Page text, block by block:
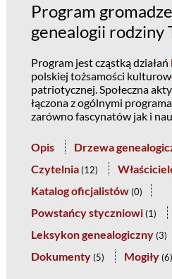
Program
genealogii rodziny
Program jest cząstką działań
polskiej tożsamości
patriotycznej. Społeczna
łączona z ogólnymi
zarówno fascynatów jak i
Opis Drzewa
Czytelnia (12)
Katalog oficjalistów (0)
Powstańcy styczniowi (1)
Leksykon genealogiczny (3)
Dokumenty (5) Mogiły (6)